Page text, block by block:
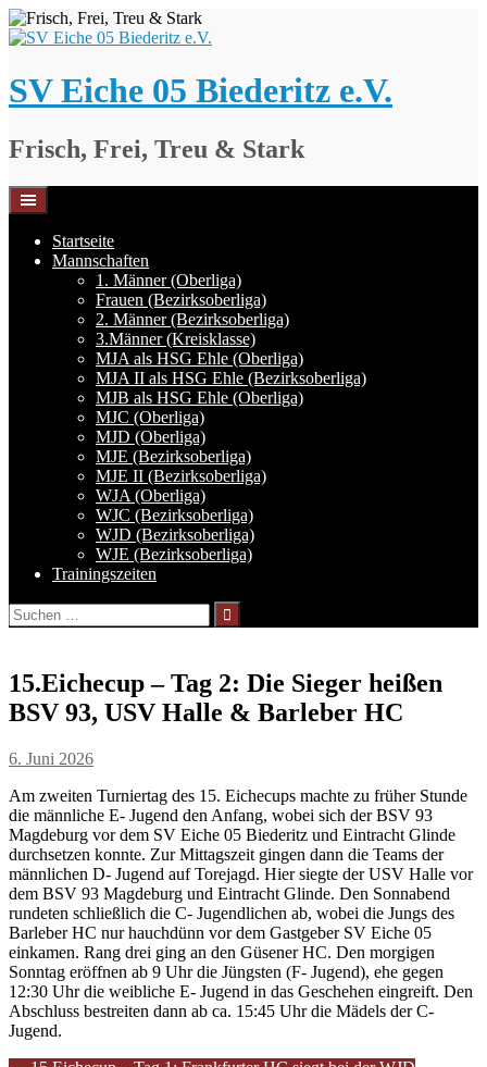
Springe
zum
SV Eiche 05 Biederitz e.V.
Frisch, Frei, Treu & Stark
Startseite
Mannschaften
1. Männer (Oberliga)
Frauen (Bezirksoberliga)
2. Männer (Bezirksoberliga)
3.Männer (Kreisklasse)
MJA als HSG Ehle (Oberliga)
MJA II als HSG Ehle (Bezirksoberliga)
MJB als HSG Ehle (Oberliga)
MJC (Oberliga)
MJD (Oberliga)
MJE (Bezirksoberliga)
MJE II (Bezirksoberliga)
WJA (Oberliga)
WJC (Bezirksoberliga)
WJD (Bezirksoberliga)
WJE (Bezirksoberliga)
Trainingszeiten
Suchen
nach:
15.Eichecup – Tag 2: Die Sieger heißen
BSV 93, USV Halle & Barleber HC
6. Juni 2026
Am zweiten Turniertag des 15. Eichecups machte zu früher Stunde
die männliche E- Jugend den Anfang, wobei sich der BSV 93
Magdeburg vor dem SV Eiche 05 Biederitz und Eintracht Glinde
durchsetzen konnte. Zur Mittagszeit gingen dann die Teams der
männlichen D- Jugend auf Torejagd. Hier siegte der USV Halle vor
dem BSV 93 Magdeburg und Eintracht Glinde. Den Sonnabend
rundeten schließlich die C- Jugendlichen ab, wobei die Jungs des
Barleber HC nur hauchdünn vor dem Gastgeber SV Eiche 05
einkamen. Rang drei ging an den Güsener HC. Den morgigen
Sonntag eröffnen ab 9 Uhr die Jüngsten (F- Jugend), ehe gegen
12:30 Uhr die weibliche E- Jugend in das Geschehen eingreift. Den
Abschluss bestreiten dann ab ca. 15:45 Uhr die Mädels der C-
Jugend.